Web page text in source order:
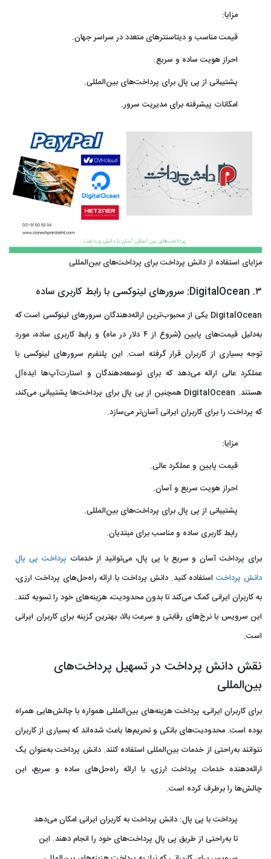
مزایا:
قیمت مناسب و دیتاسنترهای متعدد در سراسر جهان.
احراز هویت ساده و سریع.
پشتیبانی از پی‌ پال برای پرداخت‌های بین‌المللی.
امکانات پیشرفته برای مدیریت سرور.
مزایای استفاده از دانش پرداخت برای پرداخت‌های بین‌المللی
۳. DigitalOcean: سرورهای لینوکسی با رابط کاربری ساده
DigitalOcean یکی از محبوب‌ترین ارائه‌دهندگان سرورهای لینوکسی است که
به‌دلیل قیمت‌های پایین (شروع از ۴ دلار در ماه) و رابط کاربری ساده، مورد
توجه بسیاری از کاربران قرار گرفته است. این پلتفرم سرورهای لینوکسی با
عملکرد عالی ارائه می‌دهد که برای توسعه‌دهندگان و استارت‌آپ‌ها ایده‌آل
هستند. DigitalOcean همچنین از پی‌ پال برای پرداخت‌ها پشتیبانی می‌کند،
که پرداخت را برای کاربران ایرانی آسان‌تر می‌سازد.
مزایا:
قیمت پایین و عملکرد عالی.
احراز هویت سریع و آسان.
پشتیبانی از پی‌ پال برای پرداخت‌های بین‌المللی.
رابط کاربری ساده و مناسب برای مبتدیان.
برای پرداخت آسان و سریع با پی‌ پال، می‌توانید از خدمات پرداخت پی پال
دانش پرداختاستفاده کنید. دانش پرداخت با ارائه راه‌حل‌های پرداخت ارزی،
به کاربران ایرانی کمک می‌کند تا بدون محدودیت، هزینه‌های خود را تسویه کنند.
این سرویس با نرخ‌های رقابتی و سرعت بالا، بهترین گزینه برای کاربران ایرانی
است.
نقش دانش پرداخت در تسهیل پرداخت‌های
بین‌المللی
برای کاربران ایرانی، پرداخت هزینه‌های بین‌المللی همواره با چالش‌هایی همراه
بوده است. محدودیت‌های بانکی و تحریم‌ها باعث شده‌اند که بسیاری از کاربران
نتوانند به‌راحتی از خدمات بین‌المللی استفاده کنند. دانش پرداختبه‌عنوان یک
ارائه‌دهنده خدمات پرداخت ارزی، با ارائه راه‌حل‌های ساده و سریع، این
چالش‌ها را برطرف کرده است.
پرداخت با پی‌ پال:دانش پرداخت به کاربران ایرانی امکان می‌دهد
تا به‌راحتی از طریق پی‌ پال پرداخت‌های خود را انجام دهند. این